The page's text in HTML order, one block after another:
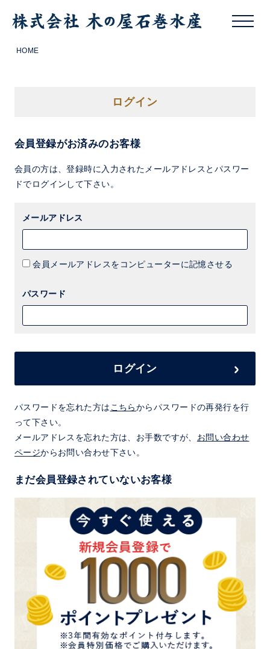
HOME
ログイン
会員登録がお済みのお客様
会員の方は、登録時に入力されたメールアドレスとパスワー
ドでログインして下さい。
メールアドレス
会員メールアドレスをコンピューターに記憶させる
パスワード
ログイン
パスワードを忘れた方は こちらからパスワードの再発行を行
って下さい。
メールアドレスを忘れた方は、お手数ですが、 お問い合わせ
ページからお問い合わせ下さい。
まだ会員登録されていないお客様